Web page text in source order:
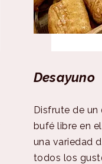
Desayuno
Disfrute de un
bufé libre en
una variedad
todos los